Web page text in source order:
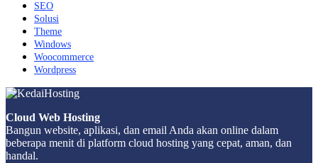
SEO
Solusi
Theme
Windows
Woocommerce
Wordpress
Cloud Web Hosting
Bangun website, aplikasi, dan email Anda akan online dalam
beberapa menit di platform cloud hosting yang cepat, aman, dan
handal.